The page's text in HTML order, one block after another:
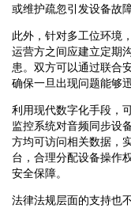
或维护疏忽引发设备故
此外，针对多工位环境
运营方之间应建立定期
患。双方可以通过联合
确保一旦出现问题能够
利用现代数字化手段，
监控系统对音频同步设
方均可访问相关数据，
台，合理分配设备操作
安全保障。
法律法规层面的支持也